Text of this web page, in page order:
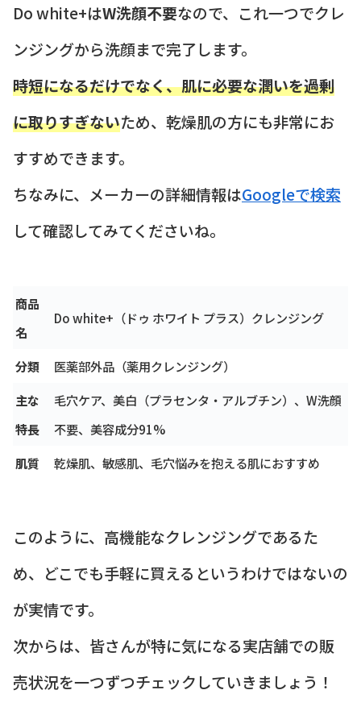
Do white+はW洗顔不要なので、これ一つでクレ
ンジングから洗顔まで完了します。
時短になるだけでなく、肌に必要な潤いを過剰
に取りすぎないため、乾燥肌の方にも非常にお
すすめできます。
ちなみに、メーカーの詳細情報はGoogleで検索
して確認してみてくださいね。
商品
名
Do white+（ドゥ ホワイト プラス）クレンジング
分類
医薬部外品（薬用クレンジング）
主な
特長
毛穴ケア、美白（プラセンタ・アルブチン）、W洗顔
不要、美容成分91%
肌質
乾燥肌、敏感肌、毛穴悩みを抱える肌におすすめ
このように、高機能なクレンジングであるた
め、どこでも手軽に買えるというわけではないの
が実情です。
次からは、皆さんが特に気になる実店舗での販
売状況を一つずつチェックしていきましょう！